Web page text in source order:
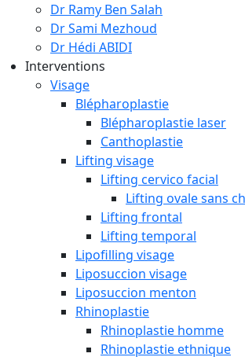
Dr Ramy Ben Salah
Dr Sami Mezhoud
Dr Hédi ABIDI
Interventions
Visage
Blépharoplastie
Blépharoplastie laser
Canthoplastie
Lifting visage
Lifting cervico facial
Lifting ovale sans
Lifting frontal
Lifting temporal
Lipofilling visage
Liposuccion visage
Liposuccion menton
Rhinoplastie
Rhinoplastie homme
Rhinoplastie ethnique